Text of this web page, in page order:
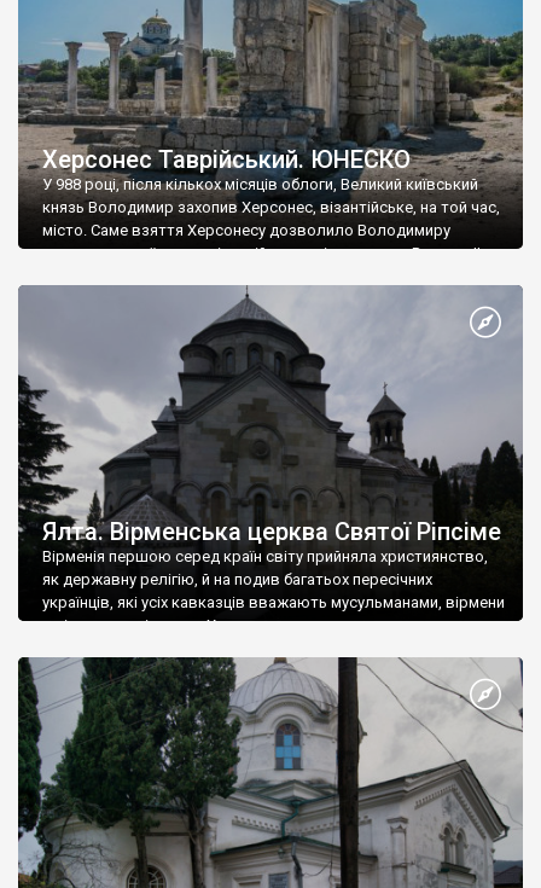
Херсонес Таврійський. ЮНЕСКО
У 988 році, після кількох місяців облоги, Великий київський
князь Володимир захопив Херсонес, візантійське, на той час,
місто. Саме взяття Херсонесу дозволило Володимиру
диктувати свої умови візантійському імператору Василю ІІ, та
Херсонесі Володимир-язичник, став Василем-християнином.
А потім було Хрещення Русі. На честь Херсонесу Таврійського
Ялта. Вірменська церква Святої Ріпсіме
Вірменія першою серед країн світу прийняла християнство,
як державну релігію, й на подив багатьох пересічних
українців, які усіх кавказців вважають мусульманами, вірмени
є відданими вірянами Христа